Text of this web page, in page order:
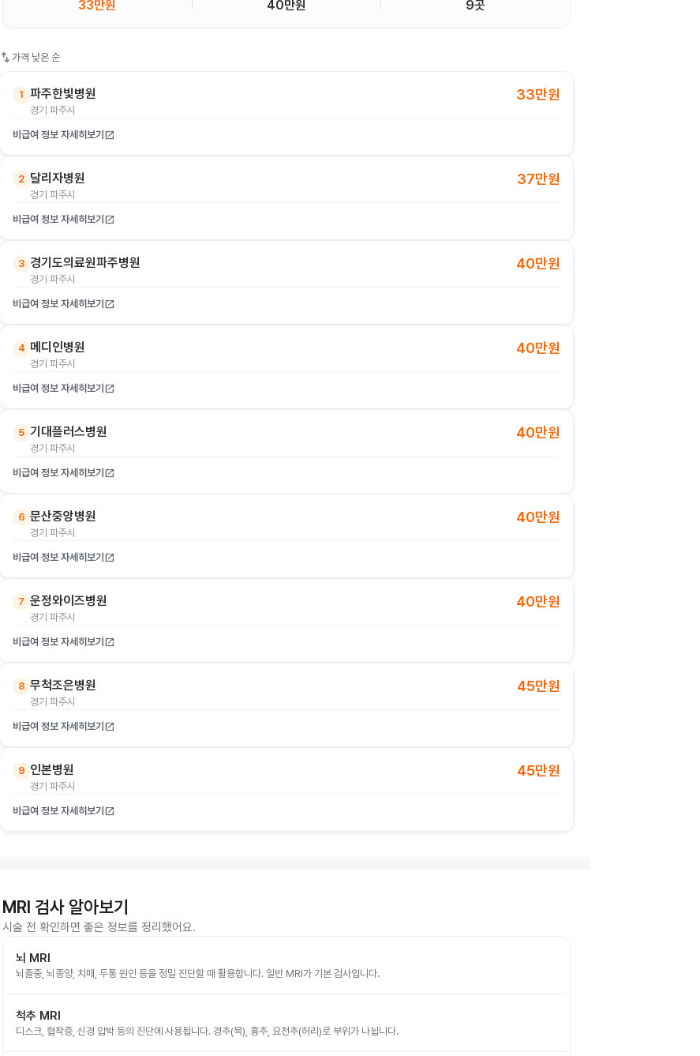
33만원 40만원 9곳
swap_vert 가격 낮은 순
1 파주한빛병원
경기 파주시
33만원
비급여 정보 자세히보기 open_in_new
2 달리자병원
경기 파주시
37만원
비급여 정보 자세히보기 open_in_new
3 경기도의료원파주병원
경기 파주시
40만원
비급여 정보 자세히보기 open_in_new
4 메디인병원
경기 파주시
40만원
비급여 정보 자세히보기 open_in_new
5 기대플러스병원
경기 파주시
40만원
비급여 정보 자세히보기 open_in_new
6 문산중앙병원
경기 파주시
40만원
비급여 정보 자세히보기 open_in_new
7 운정와이즈병원
경기 파주시
40만원
비급여 정보 자세히보기 open_in_new
8 무척조은병원
경기 파주시
45만원
비급여 정보 자세히보기 open_in_new
9 인본병원
경기 파주시
45만원
비급여 정보 자세히보기 open_in_new
MRI 검사 알아보기
시술 전 확인하면 좋은 정보를 정리했어요.
뇌 MRI
뇌졸중, 뇌종양, 치매, 두통 원인 등을 정밀 진단할 때 활용합니다. 일반 MRI가 기본 검사입니다.
척추 MRI
디스크, 협착증, 신경 압박 등의 진단에 사용됩니다. 경추(목), 흉추, 요천추(허리)로 부위가 나뉩니다.